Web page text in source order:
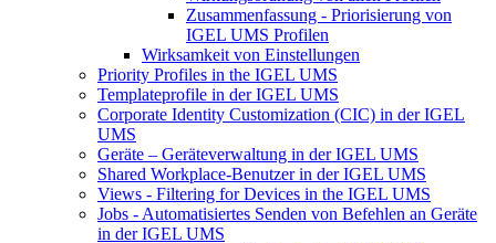
Zusammenfassung - Priorisierung von
IGEL UMS Profilen
Wirksamkeit von Einstellungen
Priority Profiles in the IGEL UMS
Templateprofile in der IGEL UMS
Corporate Identity Customization (CIC) in der IGEL
UMS
Geräte – Geräteverwaltung in der IGEL UMS
Shared Workplace-Benutzer in der IGEL UMS
Views - Filtering for Devices in the IGEL UMS
Jobs - Automatisiertes Senden von Befehlen an Geräte
in der IGEL UMS